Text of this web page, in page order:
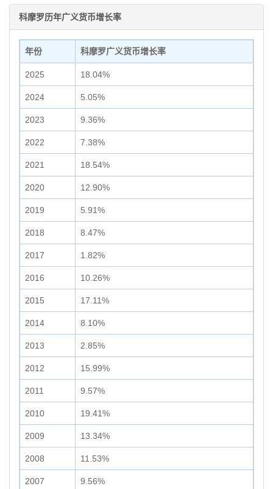
科摩罗历年广义货币增长率
年份 科摩罗广义货币增长率
2025 18.04%
2024 5.05%
2023 9.36%
2022 7.38%
2021 18.54%
2020 12.90%
2019 5.91%
2018 8.47%
2017 1.82%
2016 10.26%
2015 17.11%
2014 8.10%
2013 2.85%
2012 15.99%
2011 9.57%
2010 19.41%
2009 13.34%
2008 11.53%
2007 9.56%